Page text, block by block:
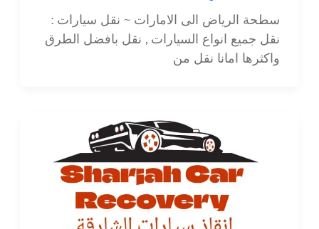
سطحة الرياض الى الامارات ~ نقل سيارات :
نقل جميع انواع السيارات , نقل بافضل الطرق
واكثرها امانا نقل من